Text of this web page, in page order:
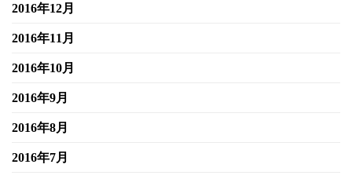
2016年12月
2016年11月
2016年10月
2016年9月
2016年8月
2016年7月